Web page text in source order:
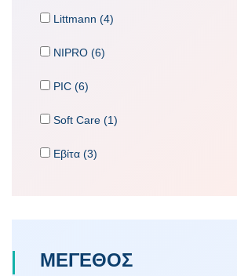
Littmann (4)
NIPRO (6)
PIC (6)
Soft Care (1)
Εβίτα (3)
ΜΕΓΕΘΟΣ